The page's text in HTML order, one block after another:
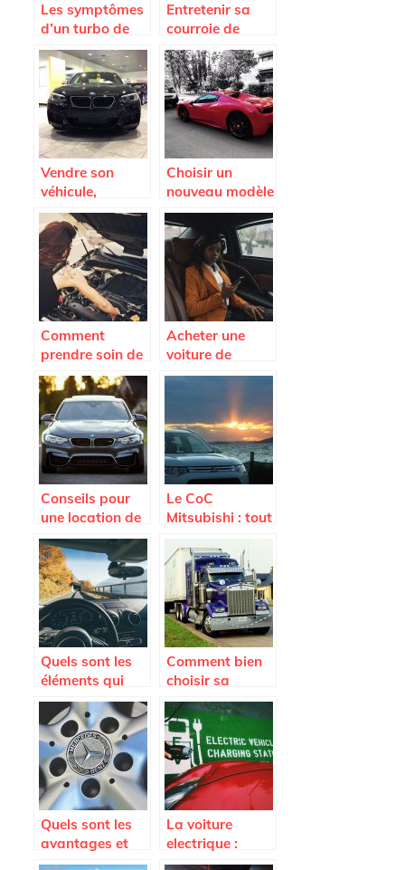
Les symptômes
d’un turbo de
voiture HS et les
causes de
l’endommagem
ent
Entretenir sa
courroie de
distribution
pour preserver
son moteur
Vendre son
véhicule,
comment faire ?
Choisir un
nouveau modèle
de voiture.
Comment
prendre soin de
sa voiture ?
Acheter une
voiture de
seconde main,
administratif
Conseils pour
une location de
voiture en
Martinique
Le CoC
Mitsubishi : tout
document
indispensable
Quels sont les
éléments qui
peuvent
endommager le
pare-brise
d’une voiture ?
Comment bien
choisir sa
remorque ?
Quels sont les
avantages et
limites des
La voiture
electrique :
quels